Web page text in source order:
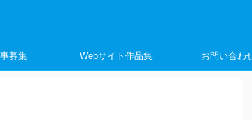
募集 Webサイト作品集 お問い合わ